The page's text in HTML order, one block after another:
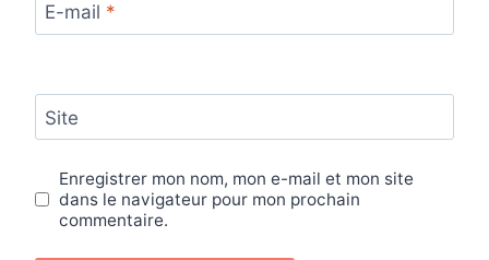
E-mail *
Site
Enregistrer mon nom, mon e-mail et mon site
dans le navigateur pour mon prochain
commentaire.